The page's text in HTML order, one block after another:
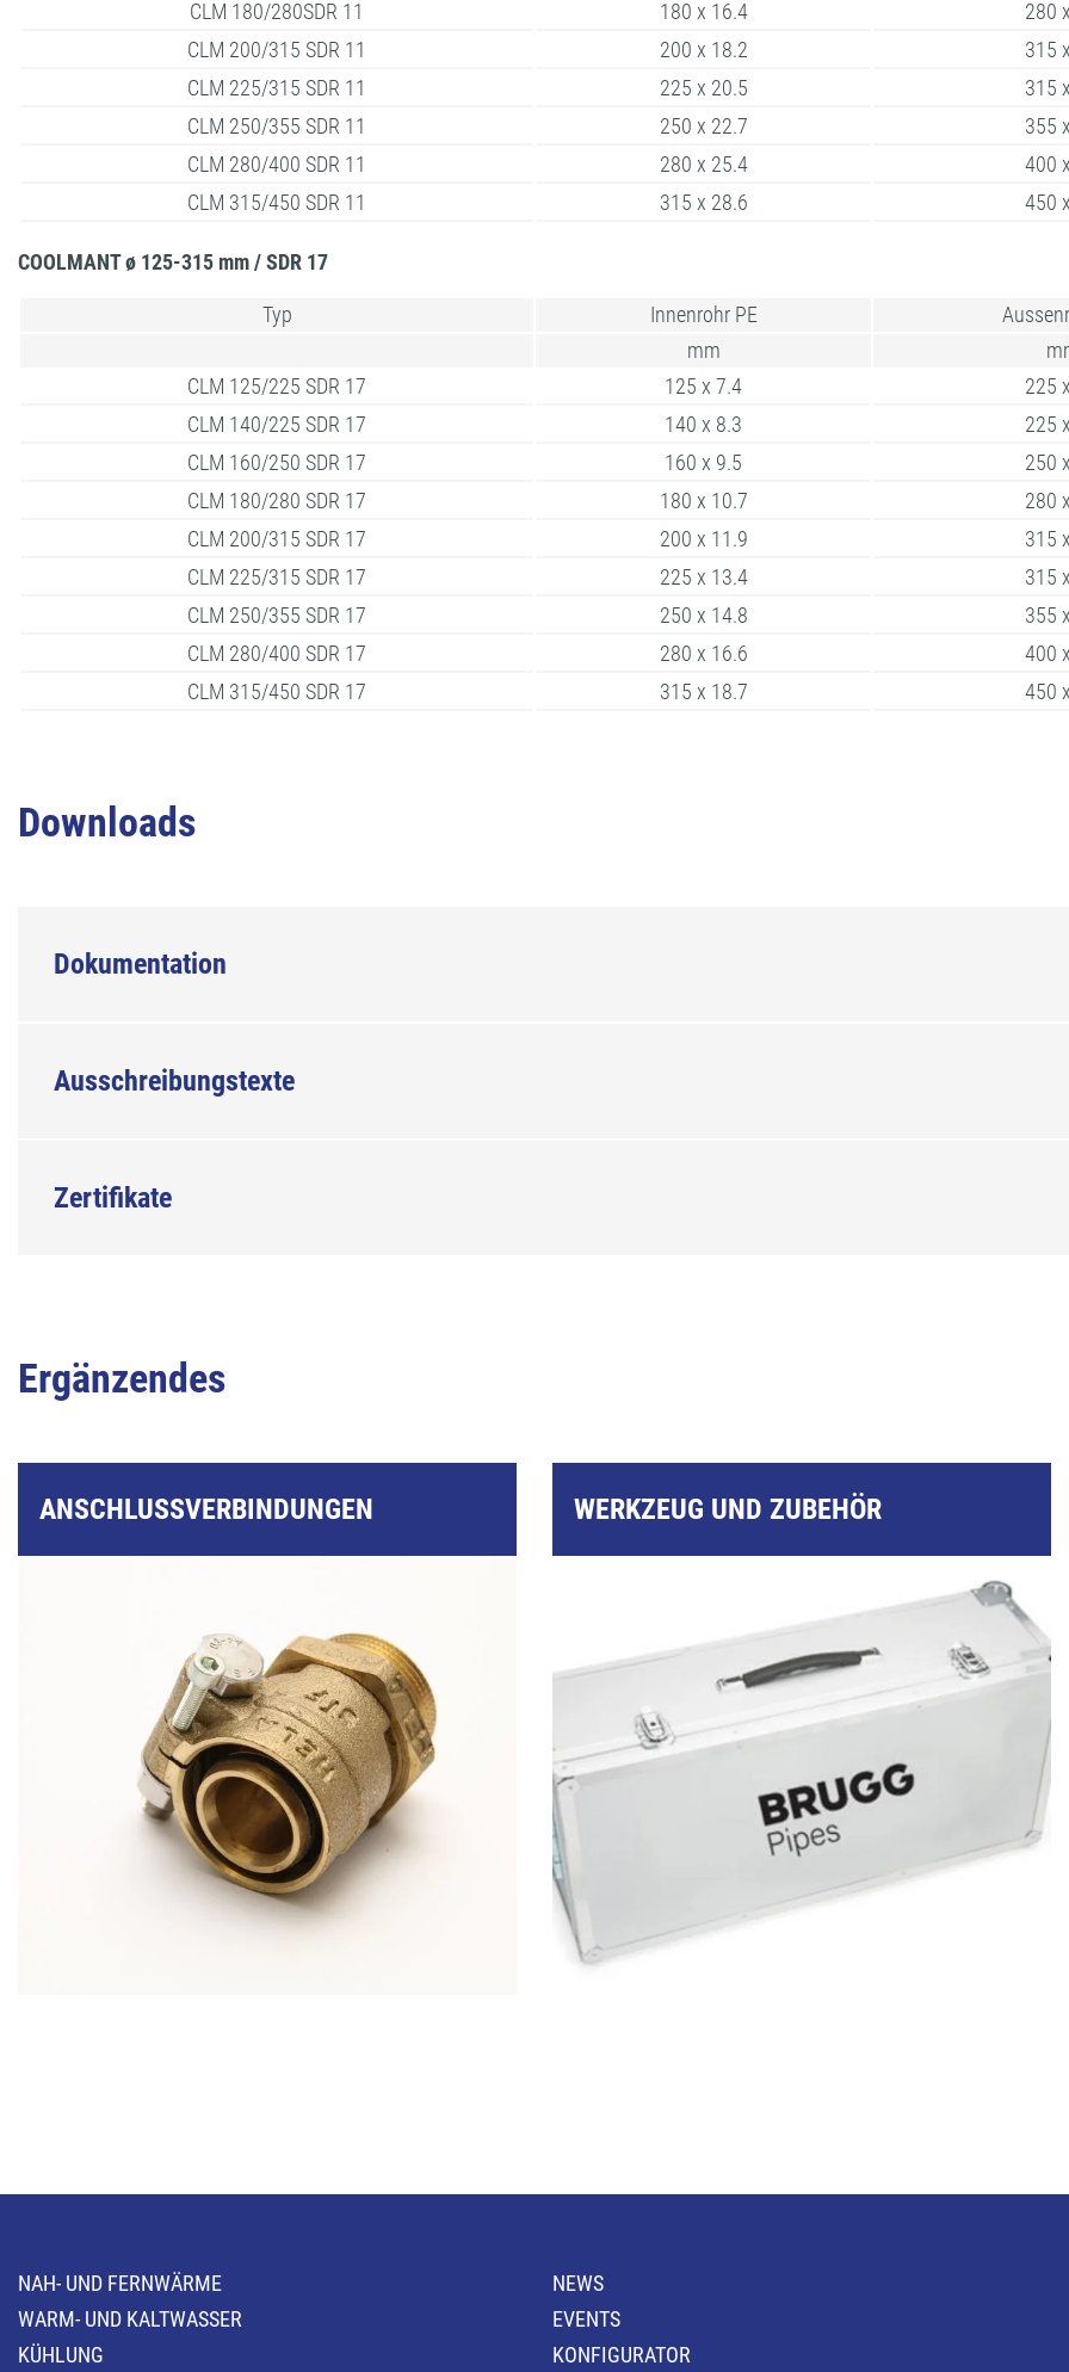
CLM 180/280SDR 11
180 x 16.4
280
CLM 200/315 SDR 11
200 x 18.2
315
CLM 225/315 SDR 11
225 x 20.5
315
CLM 250/355 SDR 11
250 x 22.7
355
CLM 280/400 SDR 11
280 x 25.4
400
CLM 315/450 SDR 11
315 x 28.6 450
COOLMANT ø 125-315 mm / SDR 17
Typ Innenrohr PE
mm
CLM 125/225 SDR 17
125 x 7.4
225
CLM 140/225 SDR 17
140 x 8.3
225
CLM 160/250 SDR 17
160 x 9.5
250
CLM 180/280 SDR 17
180 x 10.7
280
CLM 200/315 SDR 17
200 x 11.9
315
CLM 225/315 SDR 17
225 x 13.4
315
CLM 250/355 SDR 17
250 x 14.8
355
CLM 280/400 SDR 17
280 x 16.6
400
CLM 315/450 SDR 17
315 x 18.7 450
Downloads
Dokumentation
Ausschreibungstexte
Zertifikate
Ergänzendes
ANSCHLUSSVERBINDUNGEN WERKZEUG UND ZUBEHÖR
NAH- UND FERNWÄRME
WARM- UND KALTWASSER
KÜHLUNG
NEWS
EVENTS
KONFIGURATOR